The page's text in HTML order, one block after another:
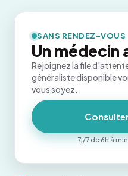
SANS RENDEZ-VOUS
Un médecin
Rejoignez la file
généraliste disponible
vous soyez.
7j/7 de 6h à